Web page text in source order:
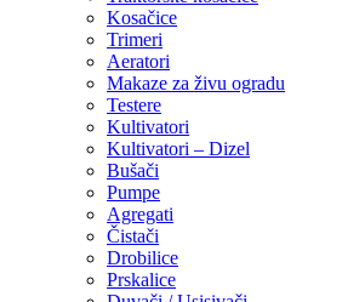
Kosačice
Trimeri
Aeratori
Makaze za živu ogradu
Testere
Kultivatori
Kultivatori – Dizel
Bušači
Pumpe
Agregati
Čistači
Drobilice
Prskalice